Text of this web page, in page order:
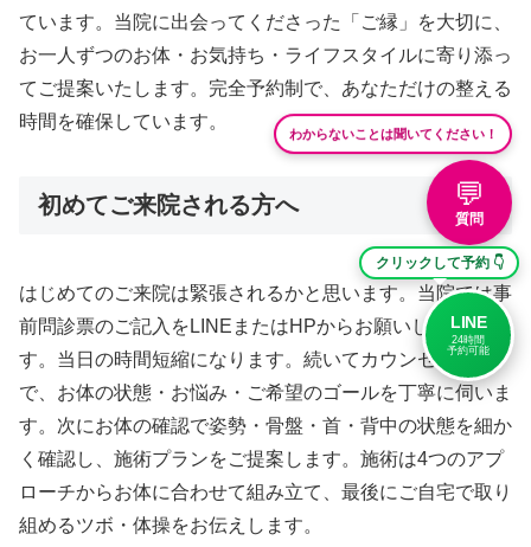
ています。当院に出会ってくださった「ご縁」を大切に、
お一人ずつのお体・お気持ち・ライフスタイルに寄り添っ
てご提案いたします。完全予約制で、あなただけの整える
時間を確保しています。
初めてご来院される方へ
はじめてのご来院は緊張されるかと思います。当院では事
前問診票のご記入をLINEまたはHPからお願いしておりま
す。当日の時間短縮になります。続いてカウンセリング
で、お体の状態・お悩み・ご希望のゴールを丁寧に伺いま
す。次にお体の確認で姿勢・骨盤・首・背中の状態を細か
く確認し、施術プランをご提案します。施術は4つのアプ
ローチからお体に合わせて組み立て、最後にご自宅で取り
組めるツボ・体操をお伝えします。
わからないことは聞いてください！
💬
質問
クリックして予約 👇
LINE
24時間
予約可能